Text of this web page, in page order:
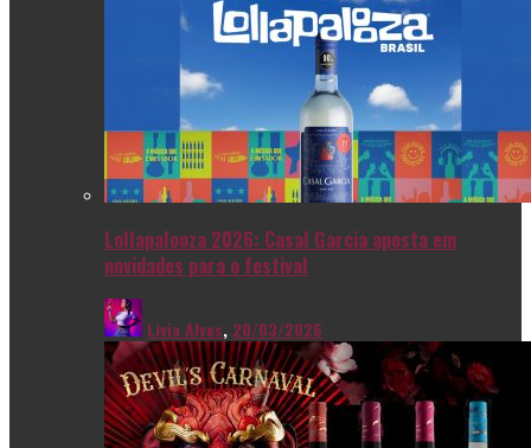
Lollapalooza 2026: Casal Garcia aposta em
novidades para o festival
Livia Alves, 20/03/2026